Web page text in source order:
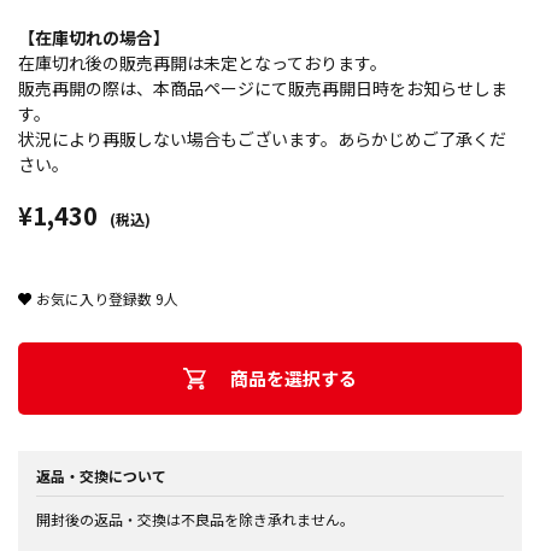
【在庫切れの場合】
在庫切れ後の販売再開は未定となっております。
販売再開の際は、本商品ページにて販売再開日時をお知らせしま
す。
状況により再販しない場合もございます。あらかじめご了承くだ
さい。
¥1,430 (税込)
お気に入り登録数9人
商品を選択する
返品・交換について
開封後の返品・交換は不良品を除き承れません。